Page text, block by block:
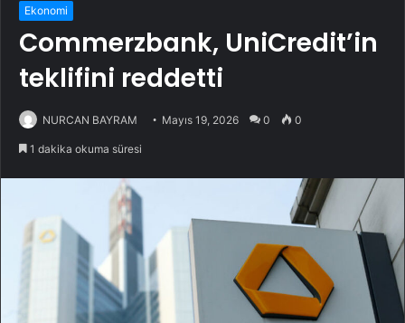
Ekonomi
Commerzbank, UniCredit’in
teklifini reddetti
NURCAN BAYRAM Mayıs 19, 2026 0 0
1 dakika okuma süresi